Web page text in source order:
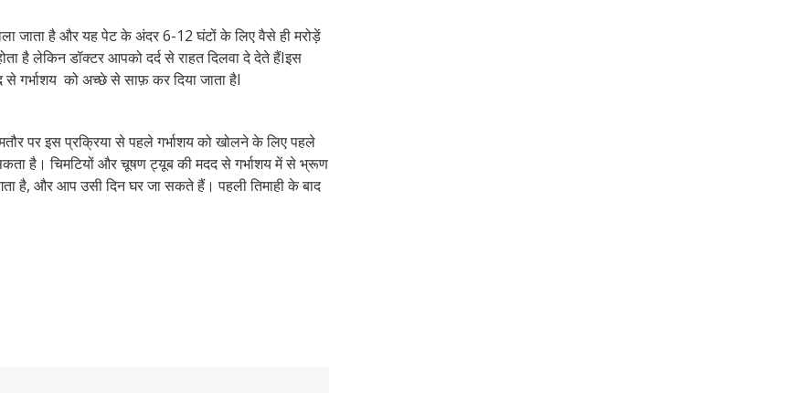
जाता है और यह पेट के अंदर6-12घंटों के लिए वैसे ही मरोड़ें
है लेकिन डॉक्टर आपको दर्द से राहत दिलवा दे देते हैंIइस
गर्भाशय को अच्छे से साफ़ कर दिया जाता हैI
पर इस प्रक्रिया से पहले गर्भाशय को खोलने के लिए पहले
है। चिमटियों और चूषण ट्यूब की मदद से गर्भाशय में से भ्रूण
है, और आप उसी दिन घर जा सकते हैं। पहली तिमाही के बाद